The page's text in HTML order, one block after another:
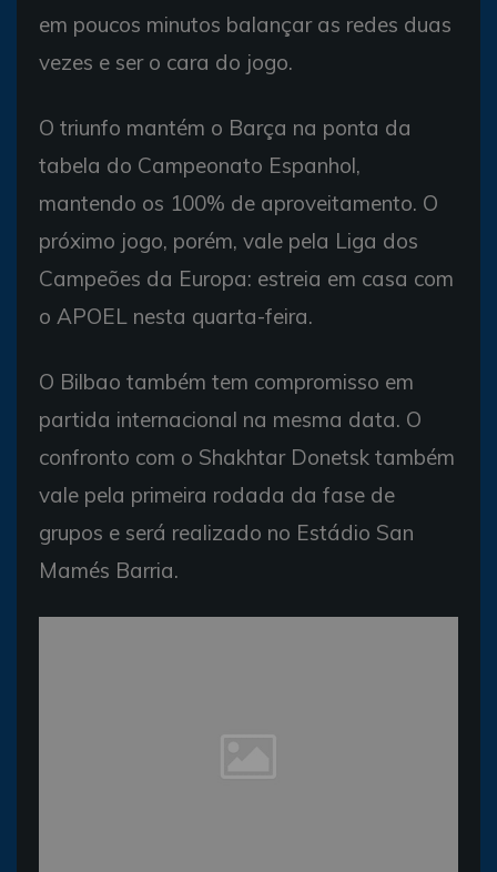
em poucos minutos balançar as redes duas
vezes e ser o cara do jogo.
O triunfo mantém o Barça na ponta da
tabela do Campeonato Espanhol,
mantendo os 100% de aproveitamento. O
próximo jogo, porém, vale pela Liga dos
Campeões da Europa: estreia em casa com
o APOEL nesta quarta-feira.
O Bilbao também tem compromisso em
partida internacional na mesma data. O
confronto com o Shakhtar Donetsk também
vale pela primeira rodada da fase de
grupos e será realizado no Estádio San
Mamés Barria.